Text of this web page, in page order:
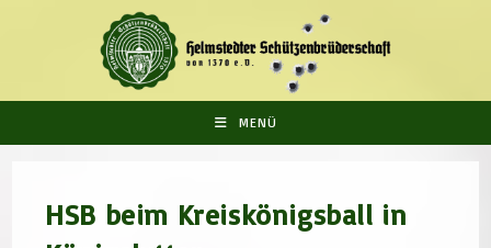
MENÜ
HSB beim Kreiskönigsball in